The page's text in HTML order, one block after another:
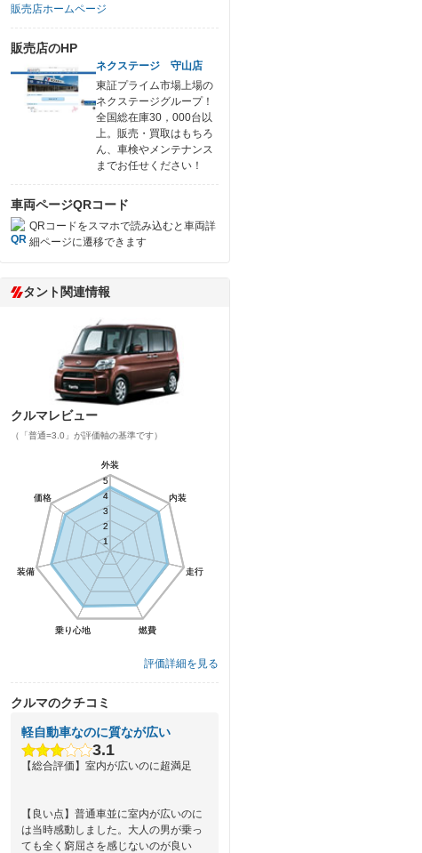
販売店ホームページ
販売店のHP
ネクステージ 守山店
東証プライム市場上場の
ネクステージグループ！
全国総在庫30，000台以
上。販売・買取はもちろ
ん、車検やメンテナンス
までお任せください！
車両ページQRコード
QRコードをスマホで読み込むと車両詳
細ページに遷移できます
タント関連情報
クルマレビュー
（「普通=3.0」が評価軸の基準です）
外装
内装
走行
燃費
乗り心地
装備
価格
1
2
3
4
5
外装
内装
走行
燃費
乗り心地
装備
価格
1
2
3
4
5
評価詳細を見る
クルマのクチコミ
軽自動車なのに質なが広い
3.1
【総合評価】室内が広いのに超満足
【良い点】普通車並に室内が広いのに
は当時感動しました。大人の男が乗っ
ても全く窮屈さを感じないのが良い